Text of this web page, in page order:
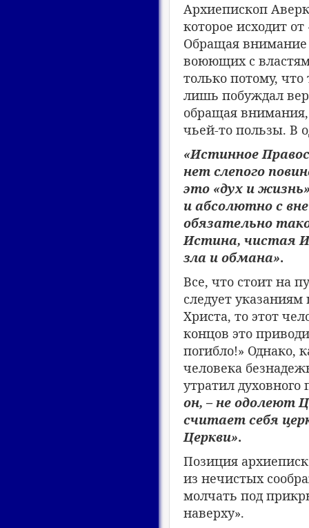
Архиепископ
которое исходит
Обращая
воюющих с
только потому,
лишь побуждал
обращая внимания,
чьей-то пользы. В
«Истинное
нет слепого
это «дух и
и абсолютно с
обязательно
Истина, чистая
зла и обмана».
Все, что стоит на
следует
Христа, то этот
концов это
погибло!» Однако,
человека
утратил
он, – не одолеют
считает себя
Церкви».
Позиция
из нечистых
молчать под
наверху».